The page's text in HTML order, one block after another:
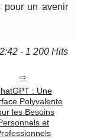
pour un avenir
- 1 200 Hits
: Une
Polyvalente
les Besoins
et